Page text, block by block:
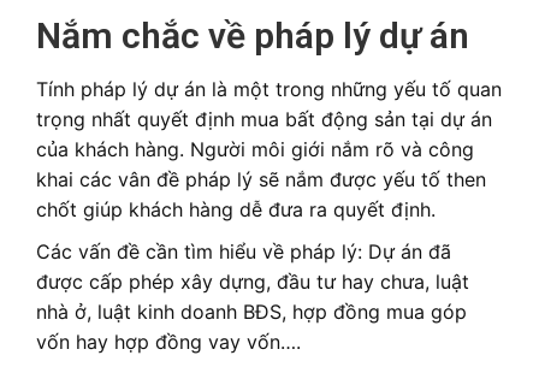
Nắm chắc về pháp lý dự án
Tính pháp lý dự án là một trong những yếu tố quan
trọng nhất quyết định mua bất động sản tại dự án
của khách hàng. Người môi giới nắm rõ và công
khai các vân đề pháp lý sẽ nắm được yếu tố then
chốt giúp khách hàng dễ đưa ra quyết định.
Các vấn đề cần tìm hiểu về pháp lý: Dự án đã
được cấp phép xây dựng, đầu tư hay chưa, luật
nhà ở, luật kinh doanh BĐS, hợp đồng mua góp
vốn hay hợp đồng vay vốn….